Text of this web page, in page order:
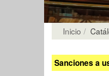
Inicio
Sanciones a